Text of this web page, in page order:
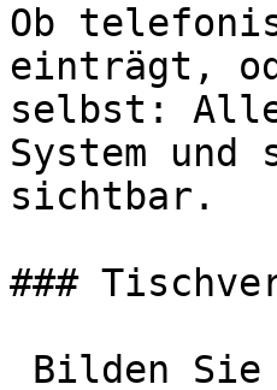
Ob
einträgt,
selbst: Alle
System und
sichtbar.
###